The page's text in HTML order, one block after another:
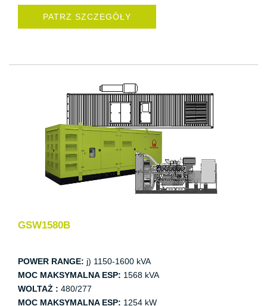
PATRZ SZCZEGÓŁY
GSW1580B
POWER RANGE: j) 1150-1600 kVA
MOC MAKSYMALNA ESP: 1568 kVA
WOLTAŻ : 480/277
MOC MAKSYMALNA ESP: 1254 kW